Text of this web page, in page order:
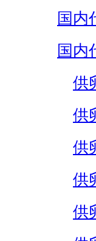
国内
国内
供
供
供
供
供